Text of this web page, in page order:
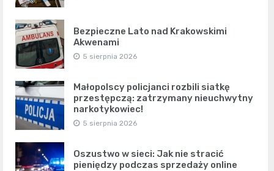
Bezpieczne Lato nad Krakowskimi
Akwenami
5 sierpnia 2026
Małopolscy policjanci rozbili siatkę
przestępczą: zatrzymany nieuchwytny
narkotykowiec!
5 sierpnia 2026
Oszustwo w sieci: Jak nie stracić
pieniędzy podczas sprzedaży online